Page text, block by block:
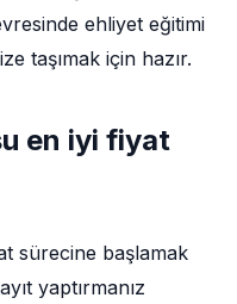
ehliyet eğitimi
taşımak için hazır.
en iyi fiyat
sürecine başlamak
yaptırmanız